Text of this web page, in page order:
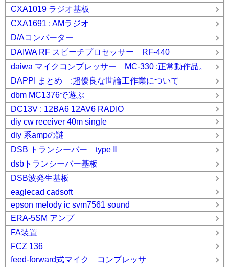
CXA1019 ラジオ基板
CXA1691 : AMラジオ
D/Aコンバーター
DAIWA RF スピーチプロセッサー RF-440
daiwa マイクコンプレッサー MC-330 :正常動作品。
DAPPI まとめ :超優良な世論工作業について
dbm MC1376で遊ぶ_
DC13V : 12BA6 12AV6 RADIO
diy cw receiver 40m single
diy 系ampの謎
DSB トランシーバー type Ⅱ
dsbトランシーバー基板
DSB波発生基板
eaglecad cadsoft
epson melody ic svm7561 sound
ERA-5SM アンプ
FA装置
FCZ 136
feed-forward式マイク コンプレッサ